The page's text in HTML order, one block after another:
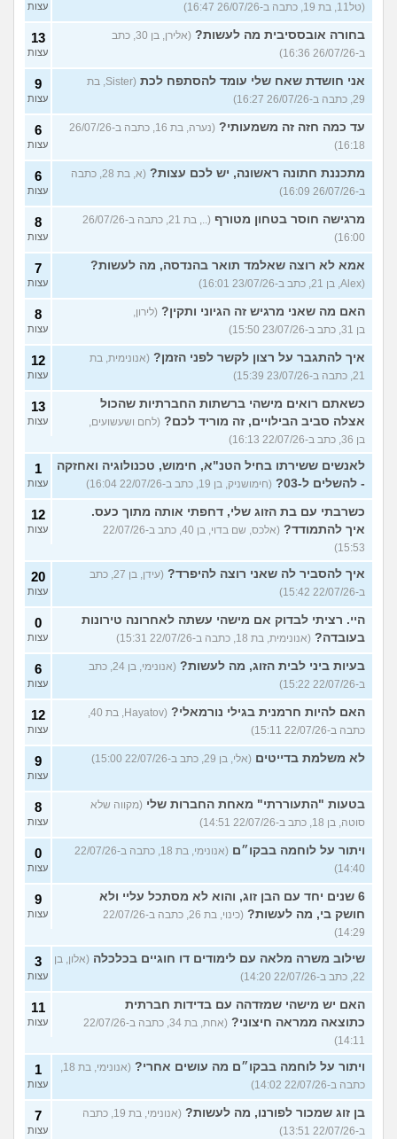
(טל11, בת 19, כתבה ב-26/07/26 16:47) עצות
בחורה אובססיבית מה לעשות?
(אלירן, בן 30, כתב
ב-26/07/26 16:36)
13
עצות
אני חושדת שאח שלי עומד להסתפח לכת
(Sister, בת
29, כתבה ב-26/07/26 16:27)
9
עצות
עד כמה חזה זה משמעותי?
(נערה, בת 16, כתבה ב-26/07/26
16:18)
6
עצות
מתכננת חתונה ראשונה, יש לכם עצות?
(א, בת 28, כתבה
ב-26/07/26 16:09)
6
עצות
מרגישה חוסר בטחון מטורף
(.., בת 21, כתבה ב-26/07/26
16:00)
8
עצות
אמא לא רוצה שאלמד תואר בהנדסה, מה לעשות?
(Alex, בן 21, כתב ב-23/07/26 16:01)
7
עצות
האם מה שאני מרגיש זה הגיוני ותקין? (לירון,
בן 31, כתב ב-23/07/26 15:50)
8
עצות
איך להתגבר על רצון לקשר לפני הזמן? (אנונימית, בת
21, כתבה ב-23/07/26 15:39)
12
עצות
כשאתם רואים מישהי ברשתות החברתיות שהכול
אצלה סביב הבילויים, זה מוריד לכם? (לחם ושעשועים,
בן 36, כתב ב-22/07/26 16:13)
13
עצות
לאנשים ששירתו בחיל הטנ"א, חימוש, טכנולוגיה ואחזקה
- להשלים ל-03?
(חימושניק, בן 19, כתב ב-22/07/26 16:04)
1
עצות
כשרבתי עם בת הזוג שלי, דחפתי אותה מתוך כעס.
איך להתמודד?
(אלכס, שם בדוי, בן 40, כתב ב-22/07/26
15:53)
12
עצות
איך להסביר לה שאני רוצה להיפרד?
(עידן, בן 27, כתב
ב-22/07/26 15:42)
20
עצות
היי. רציתי לבדוק אם מישהי עשתה לאחרונה טירונות
בעובדה? (אנונימית, בת 18, כתבה ב-22/07/26 15:31)
0
עצות
בעיות ביני לבית הזוג, מה לעשות?
(אנונימי, בן 24, כתב
ב-22/07/26 15:22)
6
עצות
האם להיות חרמנית בגילי נורמאלי?
(Hayatov, בת 40,
כתבה ב-22/07/26 15:11)
12
עצות
לא משלמת בדייטים (אלי, בן 29, כתב ב-22/07/26 15:00) 9
עצות
בטעות "התעוררתי" מאחת החברות שלי (מקווה שלא
סוטה, בן 18, כתב ב-22/07/26 14:51)
8
עצות
ויתור על לוחמה בבקו״ם
(אנונימי, בת 18, כתבה ב-22/07/26
14:40)
0
עצות
6 שנים יחד עם הבן זוג, והוא לא מסתכל עליי ולא
חושק בי, מה לעשות?
(כינוי, בת 26, כתבה ב-22/07/26
14:29)
9
עצות
שילוב משרה מלאה עם לימודים דו חוגיים בכלכלה (אלון, בן
22, כתב ב-22/07/26 14:20)
3
עצות
האם יש מישהי שמזדהה עם בדידות חברתית
כתוצאה ממראה חיצוני?
(אחת, בת 34, כתבה ב-22/07/26
14:11)
11
עצות
ויתור על לוחמה בבקו״ם מה עושים אחרי?
(אנונימי, בת 18,
כתבה ב-22/07/26 14:02)
1
עצות
בן זוג שמכור לפורנו, מה לעשות?
(אנונימי, בת 19, כתבה
ב-22/07/26 13:51)
7
עצות